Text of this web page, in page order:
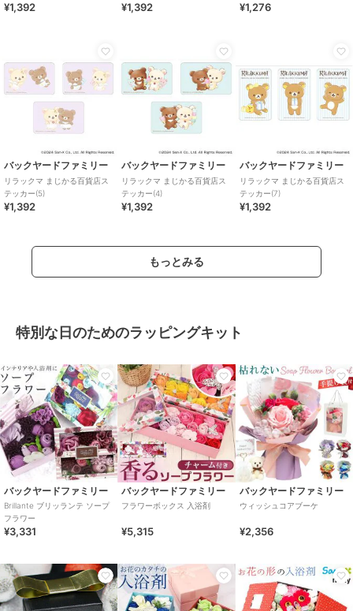
¥1,392 ¥1,392 ¥1,276
バックヤードファミリー
リラックマ まじかる百貨店ス
テッカー(5)
¥1,392
バックヤードファミリー
リラックマ まじかる百貨店ス
テッカー(4)
¥1,392
バックヤードファミリー
リラックマ まじかる百貨店ス
テッカー(7)
¥1,392
もっとみる
特別な日のためのラッピングキット
バックヤードファミリー
Brillante ブリッランテ ソープ
フラワー
¥3,331
バックヤードファミリー
フラワーボックス 入浴剤
¥5,315
バックヤードファミリー
ウィッシュコアブーケ
¥2,356